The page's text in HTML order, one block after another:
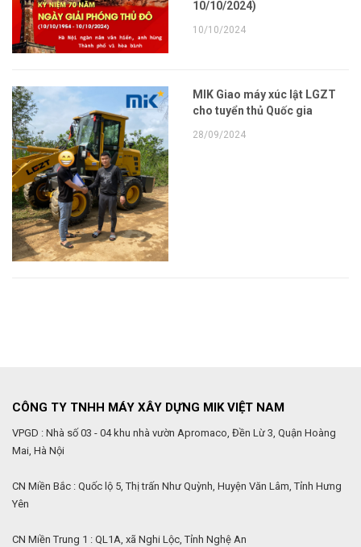
10/10/2024)
10/10/2024
MIK Giao máy xúc lật LGZT
cho tuyển thủ Quốc gia
28/09/2024
CÔNG TY TNHH MÁY XÂY DỰNG MIK VIỆT NAM
VPGD : Nhà số 03 - 04 khu nhà vườn Apromaco, Đền Lừ 3, Quận Hoàng
Mai, Hà Nội
CN Miền Bắc : Quốc lộ 5, Thị trấn Như Quỳnh, Huyện Văn Lâm, Tỉnh Hưng
Yên
CN Miền Trung 1 : QL1A, xã Nghi Lộc, Tỉnh Nghệ An